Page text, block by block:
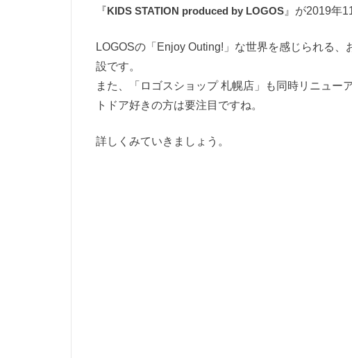
『KIDS STATION produced by LOGOS 』が2019年
LOGOSの「Enjoy Outing!」な世界を感じられる
設です。
また、「ロゴスショップ 札幌店」も同時リニュー
トドア好きの方は要注目ですね。
詳しくみていきましょう。